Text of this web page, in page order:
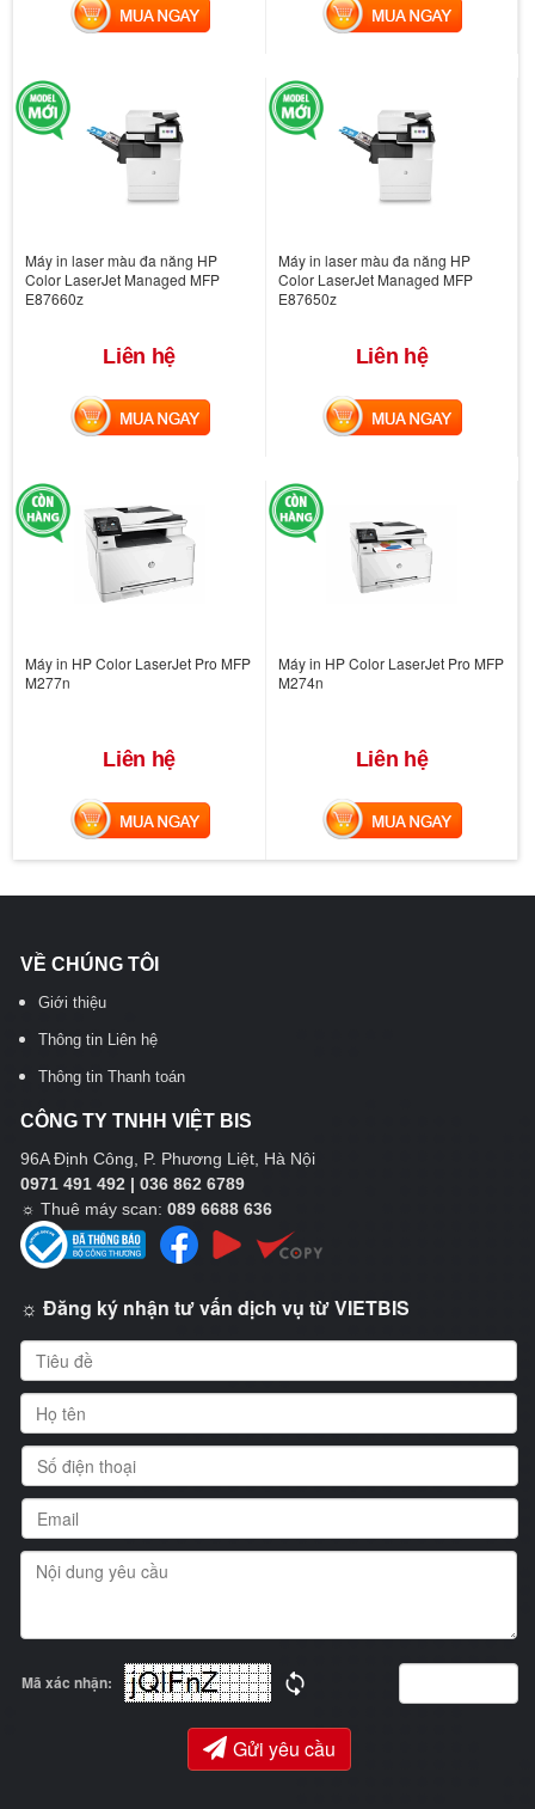
MUA NGAY MUA NGAY
Máy in laser màu đa năng HP
Color LaserJet Managed MFP
E87660z
Liên hệ
MUA NGAY
Máy in laser màu đa năng HP
Color LaserJet Managed MFP
E87650z
Liên hệ
MUA NGAY
Máy in HP Color LaserJet Pro MFP
M277n
Liên hệ
MUA NGAY
Máy in HP Color LaserJet Pro MFP
M274n
Liên hệ
MUA NGAY
VỀ CHÚNG TÔI
Giới thiệu
Thông tin Liên hệ
Thông tin Thanh toán
CÔNG TY TNHH VIỆT BIS
96A Định Công, P. Phương Liệt, Hà Nội
0971 491 492 | 036 862 6789
☼ Thuê máy scan: 089 6688 636
☼ Đăng ký nhận tư vấn dịch vụ từ VIETBIS
Mã xác nhận:
Gửi yêu cầu